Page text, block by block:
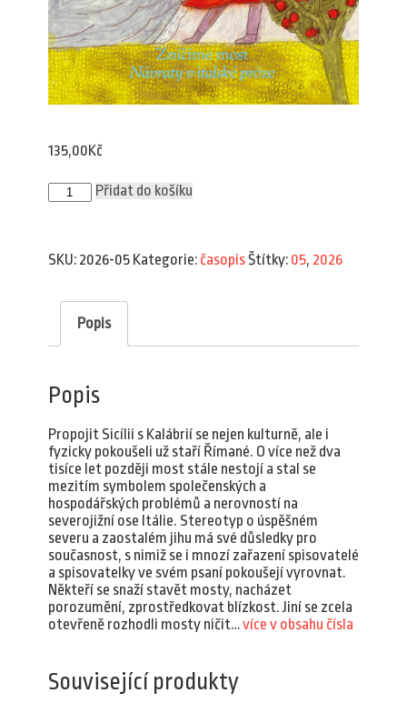
135,00Kč
Plav
5/2026
Přidat do košíku
SKU: 2026-05 Kategorie: časopisŠtítky: 05, 2026
Popis
Popis
Propojit Sicílii s Kalábrií se nejen kulturně, ale i
fyzicky pokoušeli už staří Římané. O více než dva
tisíce let později most stále nestojí a stal se
mezitím symbolem společenských a
hospodářských problémů a nerovností na
severojižní ose Itálie. Stereotyp o úspěšném
severu a zaostalém jihu má své důsledky pro
současnost, s nimiž se i mnozí zařazení spisovatelé
a spisovatelky ve svém psaní pokoušejí vyrovnat.
Někteří se snaží stavět mosty, nacházet
porozumění, zprostředkovat blízkost. Jiní se zcela
otevřeně rozhodli mosty ničit…více v obsahu čísla
Související produkty